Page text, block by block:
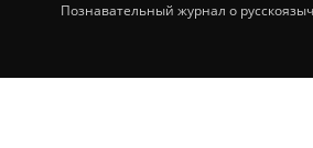
Познавательный журнал о